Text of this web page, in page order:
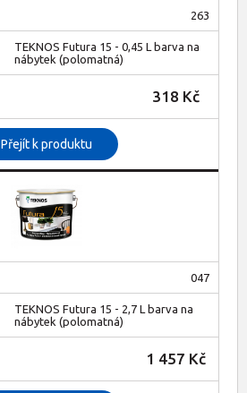
263
TEKNOS Futura 15 - 0,45 L barva na
nábytek (polomatná)
318 Kč
Přejít k produktu
047
TEKNOS Futura 15 - 2,7 L barva na
nábytek (polomatná)
1 457 Kč